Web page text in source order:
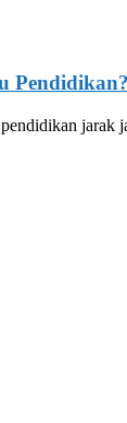
Pendidikan?
jarak